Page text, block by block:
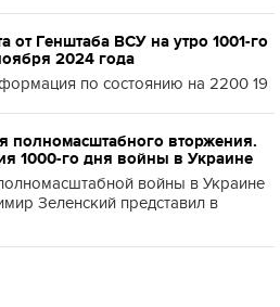
от Генштаба ВСУ на утро 1001-го
2024 года
по состоянию на 2200 19
полномасштабного вторжения.
1000-го дня войны в Украине
войны в Украине
Зеленский представил в